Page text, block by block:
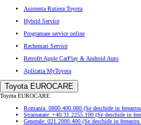
Asistenta Rutiera Toyota
Hybrid Service
Programare service online
Rechemari Service
Retrofit Apple CarPlay & Android Auto
Aplicatia MyToyota
Toyota EUROCARE
Toyota EUROCARE
Romania: 0800.400.080 (Se deschide in
Strainatate: +40.31.2255.100 (Se deschide in
Generale: 021.2000.400 (Se deschide in fereastra